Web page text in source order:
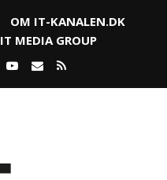
OM IT-KANALEN.DK
IT MEDIA GROUP